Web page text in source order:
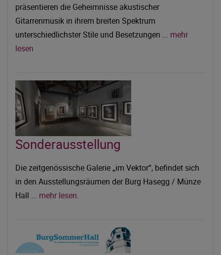
präsentieren die Geheimnisse akustischer
Gitarrenmusik in ihrem breiten Spektrum
unterschiedlichster Stile und Besetzungen ... mehr
lesen
Sonderausstellung
Die zeitgenössische Galerie „im Vektor“, befindet sich
in den Ausstellungsräumen der Burg Hasegg / Münze
Hall ... mehr lesen.